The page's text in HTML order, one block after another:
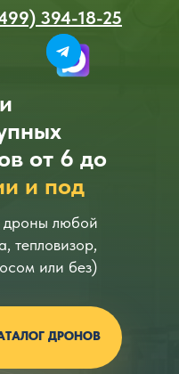
394-18-25
от 6 до
и под
любой
тепловизор,
или без)
ДРОНОВ